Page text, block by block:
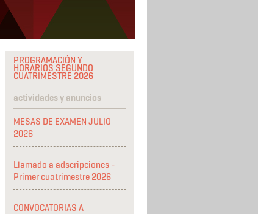
PROGRAMACIÓN Y
HORARIOS SEGUNDO
CUATRIMESTRE 2026
actividades y anuncios
MESAS DE EXAMEN JULIO
2026
Llamado a adscripciones -
Primer cuatrimestre 2026
CONVOCATORIAS A